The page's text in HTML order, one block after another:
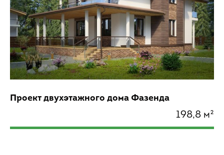
Проект двухэтажного дома Фазенда
198,8 м²